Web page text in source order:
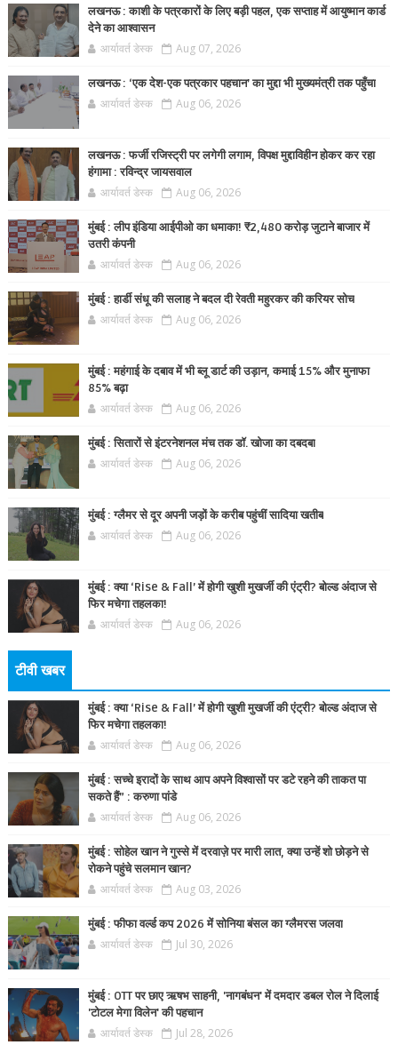
लखनऊ : काशी के पत्रकारों के लिए बड़ी पहल, एक सप्ताह में आयुष्मान कार्ड
देने का आश्वासन
आर्यावर्त डेस्क Aug 07, 2026
लखनऊ : ‘एक देश-एक पत्रकार पहचान’ का मुद्दा भी मुख्यमंत्री तक पहुँचा
आर्यावर्त डेस्क Aug 06, 2026
लखनऊ : फर्जी रजिस्ट्री पर लगेगी लगाम, विपक्ष मुद्दाविहीन होकर कर रहा
हंगामा : रविन्द्र जायसवाल
आर्यावर्त डेस्क Aug 06, 2026
मुंबई : लीप इंडिया आईपीओ का धमाका! ₹2,480 करोड़ जुटाने बाजार में
उतरी कंपनी
आर्यावर्त डेस्क Aug 06, 2026
मुंबई : हार्डी संधू की सलाह ने बदल दी रेवती महुरकर की करियर सोच
आर्यावर्त डेस्क Aug 06, 2026
मुंबई : महंगाई के दबाव में भी ब्लू डार्ट की उड़ान, कमाई 15% और मुनाफा
85% बढ़ा
आर्यावर्त डेस्क Aug 06, 2026
मुंबई : सितारों से इंटरनेशनल मंच तक डॉ. खोजा का दबदबा
आर्यावर्त डेस्क Aug 06, 2026
मुंबई : ग्लैमर से दूर अपनी जड़ों के करीब पहुंचीं सादिया खतीब
आर्यावर्त डेस्क Aug 06, 2026
मुंबई : क्या ‘Rise & Fall’ में होगी खुशी मुखर्जी की एंट्री? बोल्ड अंदाज से
फिर मचेगा तहलका!
आर्यावर्त डेस्क Aug 06, 2026
टीवी खबर
मुंबई : क्या ‘Rise & Fall’ में होगी खुशी मुखर्जी की एंट्री? बोल्ड अंदाज से
फिर मचेगा तहलका!
आर्यावर्त डेस्क Aug 06, 2026
मुंबई : सच्चे इरादों के साथ आप अपने विश्वासों पर डटे रहने की ताकत पा
सकते हैं” : करुणा पांडे
आर्यावर्त डेस्क Aug 06, 2026
मुंबई : सोहेल खान ने गुस्से में दरवाज़े पर मारी लात, क्या उन्हें शो छोड़ने से
रोकने पहुंचे सलमान खान?
आर्यावर्त डेस्क Aug 03, 2026
मुंबई : फीफा वर्ल्ड कप 2026 में सोनिया बंसल का ग्लैमरस जलवा
आर्यावर्त डेस्क Jul 30, 2026
मुंबई : OTT पर छाए ऋषभ साहनी, 'नागबंधन' में दमदार डबल रोल ने दिलाई
'टोटल मेगा विलेन' की पहचान
आर्यावर्त डेस्क Jul 28, 2026